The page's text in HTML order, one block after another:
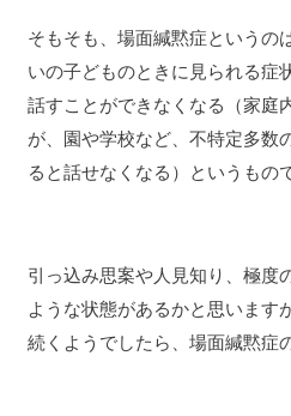
そもそも、場面緘黙症というの
いの子どものときに見られる症
話すことができなくなる（家庭
が、園や学校など、不特定多数
ると話せなくなる）というもの
引っ込み思案や人見知り、極度
ような状態があるかと思います
続くようでしたら、場面緘黙症